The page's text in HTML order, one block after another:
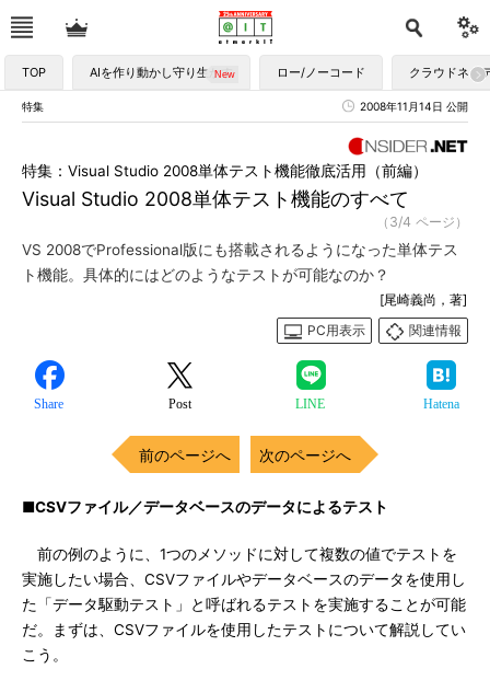
TOP AIを作り動かし守り生かす ロー/ノーコード クラウドネイ
特集 2008年11月14日 公開
Visual Studio 2008単体テスト機能のすべて
特集：Visual Studio 2008単体テスト機能徹底活用（前編）
（3/4 ページ）
VS 2008でProfessional版にも搭載されるようになった単体テス
ト機能。具体的にはどのようなテストが可能なのか？
[尾崎義尚，著]
PC用表示
関連情報
Share Post LINE Hatena
前のページへ 次のページへ
■CSVファイル／データベースのデータによるテスト
前の例のように、1つのメソッドに対して複数の値でテストを
実施したい場合、CSVファイルやデータベースのデータを使用し
た「データ駆動テスト」と呼ばれるテストを実施することが可能
だ。まずは、CSVファイルを使用したテストについて解説してい
こう。